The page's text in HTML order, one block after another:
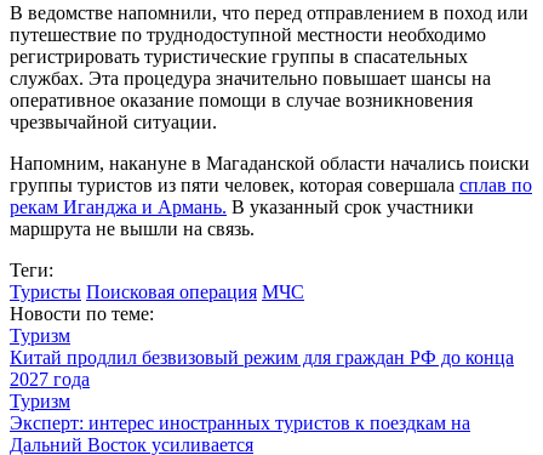
В ведомстве напомнили, что перед отправлением в поход или
путешествие по труднодоступной местности необходимо
регистрировать туристические группы в спасательных
службах. Эта процедура значительно повышает шансы на
оперативное оказание помощи в случае возникновения
чрезвычайной ситуации.
Напомним, накануне в Магаданской области начались поиски
группы туристов из пяти человек, которая совершала сплав по
рекам Иганджа и Армань. В указанный срок участники
маршрута не вышли на связь.
Теги:
Туристы Поисковая операция МЧС
Новости по теме:
Туризм
Китай продлил безвизовый режим для граждан РФ до конца
2027 года
Туризм
Эксперт: интерес иностранных туристов к поездкам на
Дальний Восток усиливается